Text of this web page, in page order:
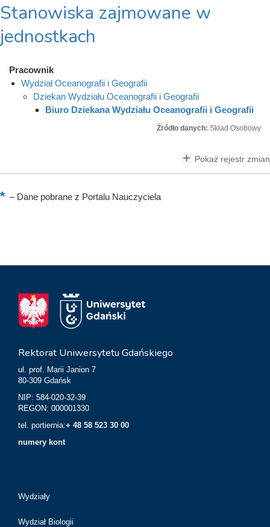
Stanowiska zajmowane w
jednostkach
Pracownik
Wydział Oceanografii i Geografii
Dziekan Wydziału Oceanografii i Geografii
Biuro Dziekana Wydziału Oceanografii i Geografii
Źródło danych: Skład Osobowy
Pokaż rejestr zmian
–Dane pobrane z Portalu Nauczyciela
Rektorat Uniwersytetu Gdańskiego
ul. prof. Marii Janion 7
80-309 Gdańsk
NIP: 584-020-32-39
REGON: 000001330
tel. portiernia:+ 48 58 523 30 00
numery kont
Wydziały
Wydział Biologii